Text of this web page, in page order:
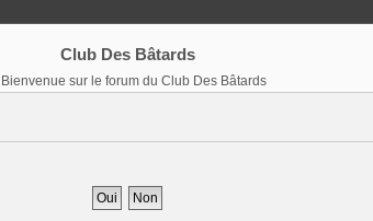
Club Des Bâtards
Bienvenue sur le forum du Club Des Bâtards